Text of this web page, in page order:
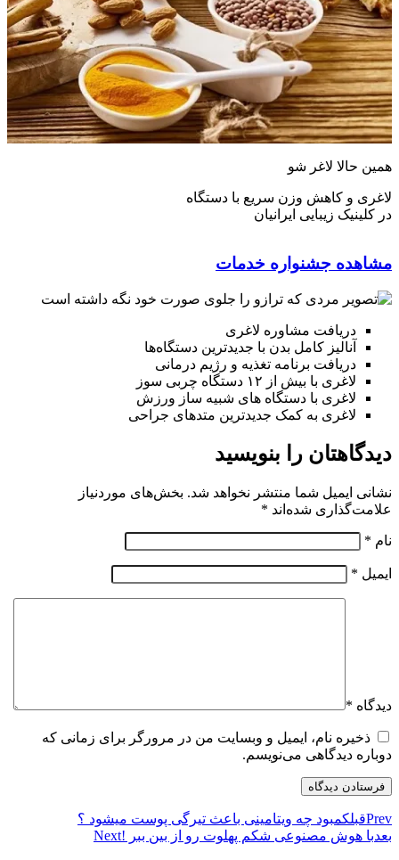
همین حالا لاغر شو
لاغری و کاهش وزن سریع با دستگاه
در کلینیک زیبایی ایرانیان
مشاهده جشنواره خدمات
دریافت مشاوره لاغری
آنالیز کامل بدن با جدیدترین دستگاه‌ها
دریافت برنامه تغذیه و رژیم درمانی
لاغری با بیش از ۱۲ دستگاه چربی سوز
لاغری با دستگاه های شبیه ساز ورزش
لاغری به کمک جدیدترین متدهای جراحی
دیدگاهتان را بنویسید
نشانی ایمیل شما منتشر نخواهد شد. بخش‌های موردنیاز
علامت‌گذاری شده‌اند *
نام *
ایمیل *
دیدگاه *
ذخیره نام، ایمیل و وبسایت من در مرورگر برای زمانی که
دوباره دیدگاهی می‌نویسم.
Prevقبلکمبود چه ویتامینی باعث تیرگی پوست میشود ؟
بعدبا هوش مصنوعی شکم پهلوت رو از بین ببر !Next